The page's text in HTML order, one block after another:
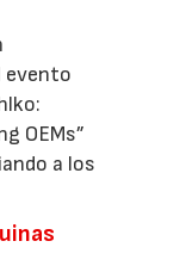
evento
OEMs”
a los